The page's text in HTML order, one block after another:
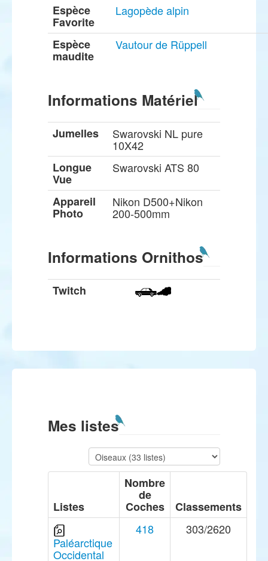
Espèce
Favorite
Lagopède alpin
Espèce
maudite
Vautour de Rüppell
Informations Matériel
Jumelles Swarovski NL pure
10X42
Longue
Vue
Swarovski ATS 80
Appareil
Photo
Nikon D500+Nikon
200-500mm
Informations Ornithos
Twitch
Mes listes
Listes
Nombre
de
Coches Classements
Paléarctique
Occidental
418 303/2620